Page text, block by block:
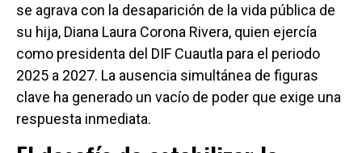
se agrava con la desaparición de la vida pública de
su hija, Diana Laura Corona Rivera, quien ejercía
como presidenta del DIF Cuautla para el periodo
2025 a 2027. La ausencia simultánea de figuras
clave ha generado un vacío de poder que exige una
respuesta inmediata.